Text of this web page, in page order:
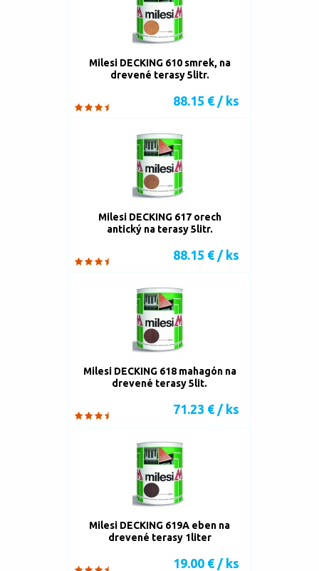
Milesi DECKING 610 smrek, na
drevené terasy 5litr.
88.15 € / ks
Milesi DECKING 617 orech
antický na terasy 5litr.
88.15 € / ks
Milesi DECKING 618 mahagón na
drevené terasy 5lit.
71.23 € / ks
Milesi DECKING 619A eben na
drevené terasy 1liter
19.00 € / ks